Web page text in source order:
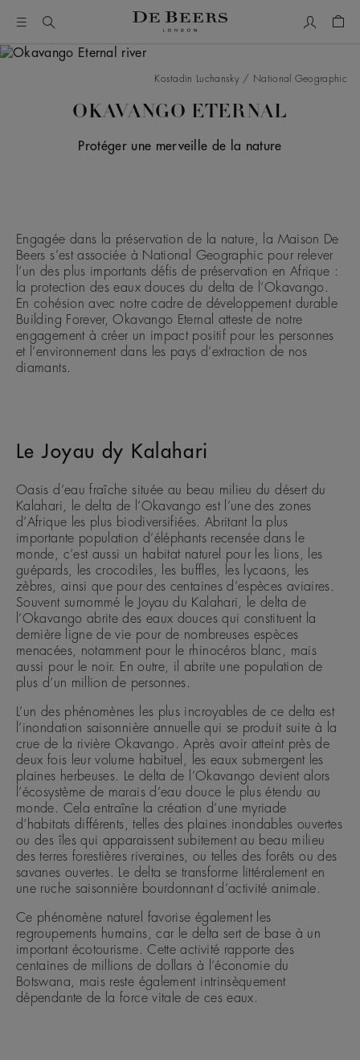
OKAVANGO ETERNAL
Protéger une merveille de la nature
Kostadin Luchansky / National Geographic
Engagée dans la préservation de la nature, la Maison De
Beers s’est associée à National Geographic pour relever
l’un des plus importants défis de préservation en Afrique :
la protection des eaux douces du delta de l’Okavango.
En cohésion avec notre cadre de développement durable
Building Forever, Okavango Eternal atteste de notre
engagement à créer un impact positif pour les personnes
et l’environnement dans les pays d’extraction de nos
diamants.
Le Joyau dy Kalahari
Oasis d’eau fraîche située au beau milieu du désert du
Kalahari, le delta de l’Okavango est l’une des zones
d’Afrique les plus biodiversifiées. Abritant la plus
importante population d’éléphants recensée dans le
monde, c’est aussi un habitat naturel pour les lions, les
guépards, les crocodiles, les buffles, les lycaons, les
zèbres, ainsi que pour des centaines d’espèces aviaires.
Souvent surnommé le Joyau du Kalahari, le delta de
l’Okavango abrite des eaux douces qui constituent la
dernière ligne de vie pour de nombreuses espèces
menacées, notamment pour le rhinocéros blanc, mais
aussi pour le noir. En outre, il abrite une population de
plus d’un million de personnes.
L’un des phénomènes les plus incroyables de ce delta est
l’inondation saisonnière annuelle qui se produit suite à la
crue de la rivière Okavango. Après avoir atteint près de
deux fois leur volume habituel, les eaux submergent les
plaines herbeuses. Le delta de l’Okavango devient alors
l’écosystème de marais d’eau douce le plus étendu au
monde. Cela entraîne la création d’une myriade
d’habitats différents, telles des plaines inondables ouvertes
ou des îles qui apparaissent subitement au beau milieu
des terres forestières riveraines, ou telles des forêts ou des
savanes ouvertes. Le delta se transforme littéralement en
une ruche saisonnière bourdonnant d’activité animale.
Ce phénomène naturel favorise également les
regroupements humains, car le delta sert de base à un
important écotourisme. Cette activité rapporte des
centaines de millions de dollars à l’économie du
Botswana, mais reste également intrinsèquement
dépendante de la force vitale de ces eaux.